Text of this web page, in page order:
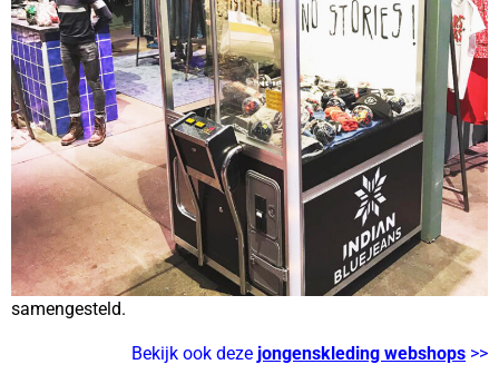
samengesteld.
Bekijk ook deze jongenskleding webshops >>